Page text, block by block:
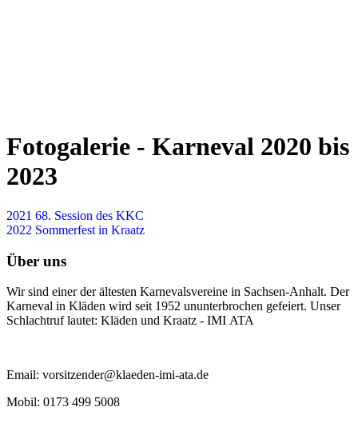
Fotogalerie - Karneval 2020 bis
2023
2021 68. Session des KKC
2022 Sommerfest in Kraatz
Über uns
Wir sind einer der ältesten Karnevalsvereine in Sachsen-Anhalt. Der
Karneval in Kläden wird seit 1952 ununterbrochen gefeiert. Unser
Schlachtruf lautet: Kläden und Kraatz - IMI ATA
Email: vorsitzender@klaeden-imi-ata.de
Mobil: 0173 499 5008